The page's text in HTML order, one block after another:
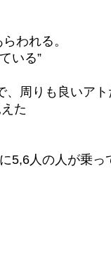
われる。
いる”
周りも良いア
た
5,6人の人が乗っ